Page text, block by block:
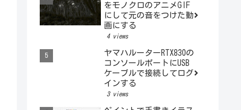
をモノクロのアニメGIF
にして元の音をつけた動
画にする
4 views
ヤマハルーターRTX830の
コンソールポートにUSB
ケーブルで接続してログ
インする
3 views